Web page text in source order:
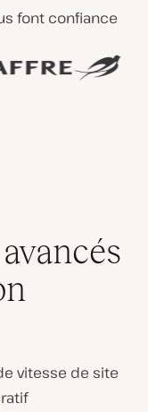
font confiance
vitesse de site